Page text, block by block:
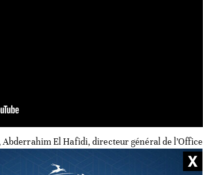
El Hafidi, directeur général de l’Office
(ONEE) du Maroc explique les grands défis et
à l’électricité de la région du Maghreb.